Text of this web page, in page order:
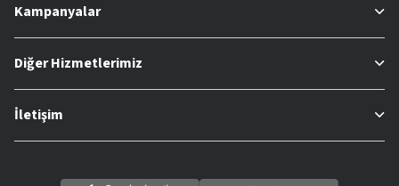
Kampanyalar
Diğer Hizmetlerimiz
İletişim